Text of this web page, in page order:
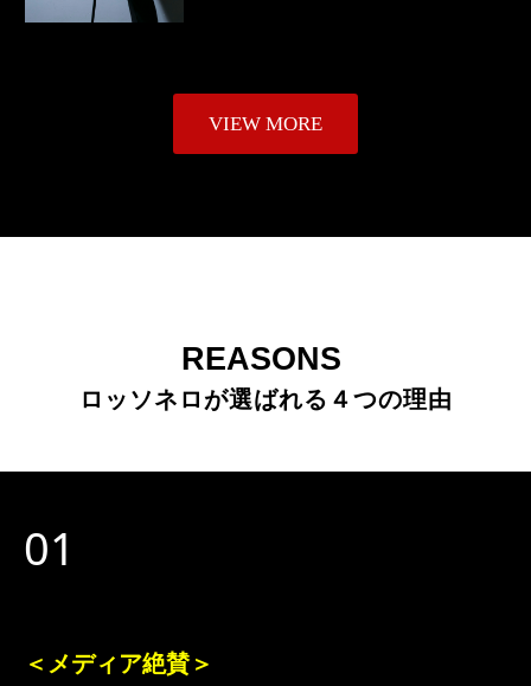
VIEW MORE
REASONS
ロッソネロが選ばれる４つの理由
01
＜メディア絶賛＞